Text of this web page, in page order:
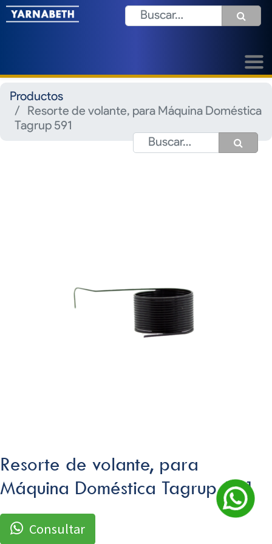
Productos
Resorte de volante, para Máquina Doméstica
Tagrup 591
Resorte de volante, para
Máquina Doméstica Tagrup 591
Consultar